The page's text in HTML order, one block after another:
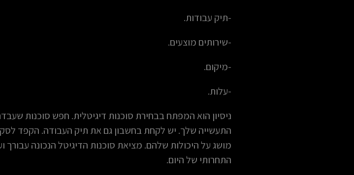
-תיק עבודות.
-שירותים מוצעים.
-מיקום.
-עלות.
ניסיון הוא המפתח בבחירת סוכנות דיגיטלית. חפש סוכנות
התעשייה שלך. יש לקחת בחשבון גם את תיק העבודה. הקפד
מושג על היכולות שלהם. מציאת סוכנות הדיגיטל הנכונה עבורך
התחרותי של היום.